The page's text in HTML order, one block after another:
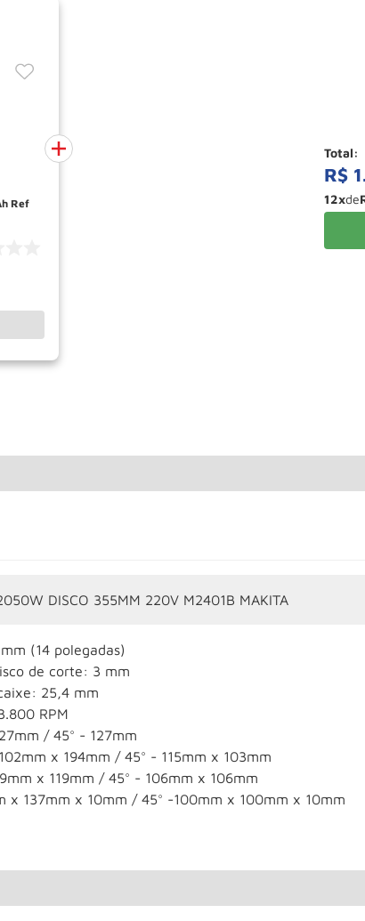
Ref
R$ 1
12xde
Total:
DISCO 355MM 220V M2401B MAKITA
(14 polegadas)
de corte: 3 mm
25,4 mm
RPM
/ 45° - 127mm
x 194mm / 45° - 115mm x 103mm
x 119mm / 45° - 106mm x 106mm
x 137mm x 10mm / 45° -100mm x 100mm x 10mm